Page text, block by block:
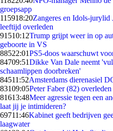
groepsapp
115918:20Zangeres en Idols-jurylid
leeftijd overleden
91510:12Trump grijpt weer in op
geboorte in VS
88522:01PS5-doos waarschuwt
84709:51Dikke Van Dale neemt
schaamlippen doorbreken'
84511:52Amsterdams dierenasiel
83109:05Peter Faber (82) overleden
81613:48Meer agressie tegen een
laat jij je intimideren?
69711:46Kabinet geeft bedrijven
laagwater